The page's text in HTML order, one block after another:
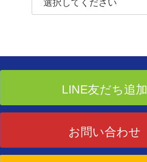
LINE友だち追加
お問い合わせ